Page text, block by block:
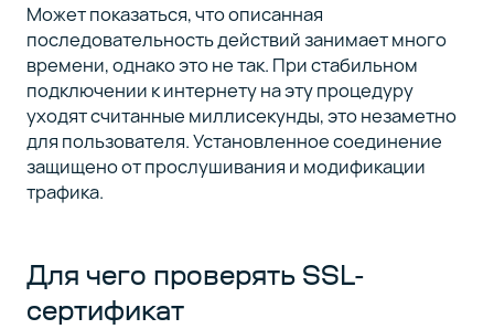
Может показаться, что описанная
последовательность действий занимает много
времени, однако это не так. При стабильном
подключении к интернету на эту процедуру
уходят считанные миллисекунды, это незаметно
для пользователя. Установленное соединение
защищено от прослушивания и модификации
трафика.
Для чего проверять SSL-
сертификат